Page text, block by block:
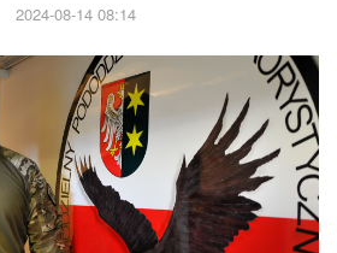
2024-08-14 08:14